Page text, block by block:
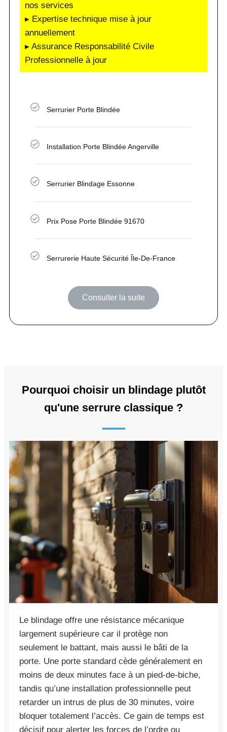
nos services
▸ Expertise technique mise à jour
annuellement
▸ Assurance Responsabilité Civile
Professionnelle à jour
Serrurier Porte Blindée
Installation Porte Blindée Angerville
Serrurier Blindage Essonne
Prix Pose Porte Blindée 91670
Serrurerie Haute Sécurité Île-De-France
Consulter la suite
Pourquoi choisir un blindage plutôt
qu'une serrure classique ?
Le blindage offre une résistance mécanique
largement supérieure car il protège non
seulement le battant, mais aussi le bâti de la
porte. Une porte standard cède généralement en
moins de deux minutes face à un pied-de-biche,
tandis qu’une installation professionnelle peut
retarder un intrus de plus de 30 minutes, voire
bloquer totalement l’accès. Ce gain de temps est
décisif pour alerter les forces de l’ordre ou